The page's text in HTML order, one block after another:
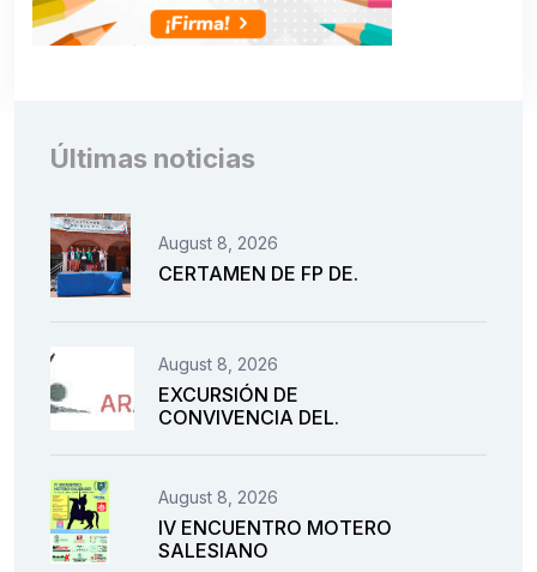
Últimas noticias
August 8, 2026
CERTAMEN DE FP DE.
August 8, 2026
EXCURSIÓN DE
CONVIVENCIA DEL.
August 8, 2026
IV ENCUENTRO MOTERO
SALESIANO